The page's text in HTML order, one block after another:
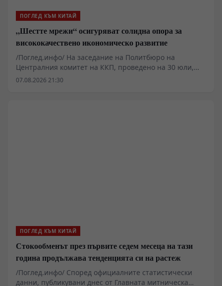
ПОГЛЕД КЪМ КИТАЙ
„Шестте мрежи“ осигуряват солидна опора за
висококачествено икономическо развитие
/Поглед.инфо/ На заседание на Политбюро на
Централния комитет на ККП, проведено на 30 юли,
беше подчертана важността на това „да се насърчава
07.08.2026 21:30
ПОГЛЕД КЪМ КИТАЙ
Стокообменът през първите седем месеца на тази
година продължава тенденцията си на растеж
/Поглед.инфо/ Според официалните статистически
данни, публикувани днес от Главната митническа